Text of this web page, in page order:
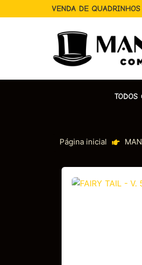
VENDA DE
TODOS
Página inicial